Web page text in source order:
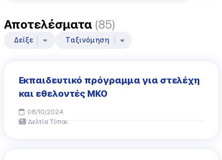
Αποτελέσματα (85)
Δείξε Ταξινόμηση
Εκπαιδευτικό πρόγραμμα για στελέχη
και εθελοντές ΜΚΟ
08/10/2024
Δελτία Τύπου